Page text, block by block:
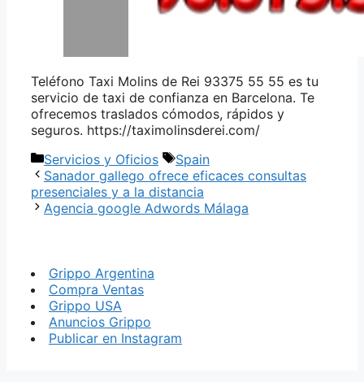
Teléfono Taxi Molins de Rei 93375 55 55 es tu
servicio de taxi de confianza en Barcelona. Te
ofrecemos traslados cómodos, rápidos y
seguros. https://taximolinsderei.com/
Categorías
Servicios y Oficios Etiquetas
Spain
Sanador gallego ofrece eficaces consultas
presenciales y a la distancia
Agencia google Adwords Málaga
Grippo Argentina
Compra Ventas
Grippo USA
Anuncios Grippo
Publicar en Instagram